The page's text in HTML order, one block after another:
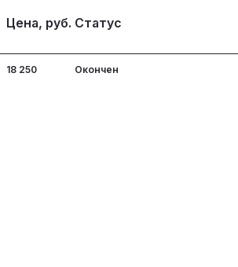
Цена, руб. Статус
18 250 Окончен